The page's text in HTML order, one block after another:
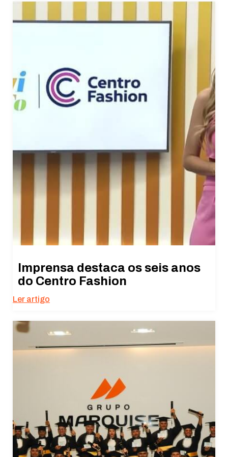
Imprensa destaca os seis anos
do Centro Fashion
Ler artigo
opcionais. São
necessários
para o
funcionamento
do site.